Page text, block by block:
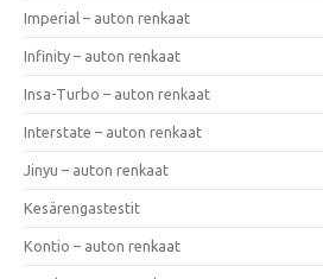
Imperial – auton renkaat
Infinity – auton renkaat
Insa-Turbo – auton renkaat
Interstate – auton renkaat
Jinyu – auton renkaat
Kesärengastestit
Kontio – auton renkaat